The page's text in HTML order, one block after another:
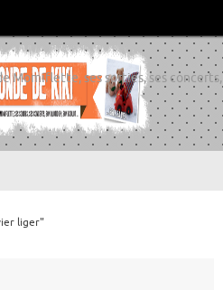
Momiflette, ses sorties, ses concerts,
liger"